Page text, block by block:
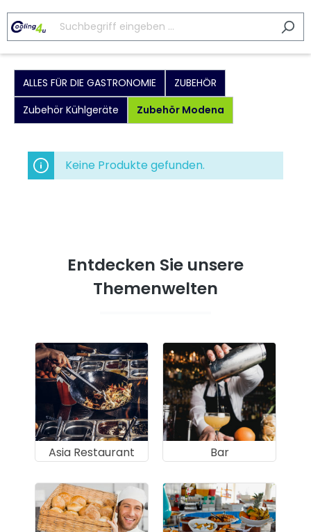
ALLES FÜR DIE GASTRONOMIE
ZUBEHÖR
Zubehör Kühlgeräte
Zubehör Modena
Keine Produkte gefunden.
Entdecken Sie unsere
Themenwelten
Asia Restaurant Bar